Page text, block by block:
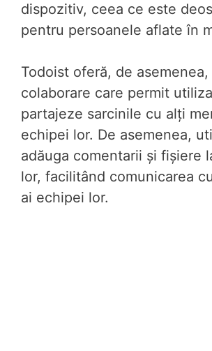
dispozitiv, ceea ce este
pentru persoanele aflate în
Todoist oferă, de
colaborare care permit
partajeze sarcinile cu alți
echipei lor. De asemenea,
adăuga comentarii și fișiere
lor, facilitând comunicarea
ai echipei lor.